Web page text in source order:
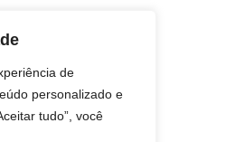
de
personalizado e
tudo”, você